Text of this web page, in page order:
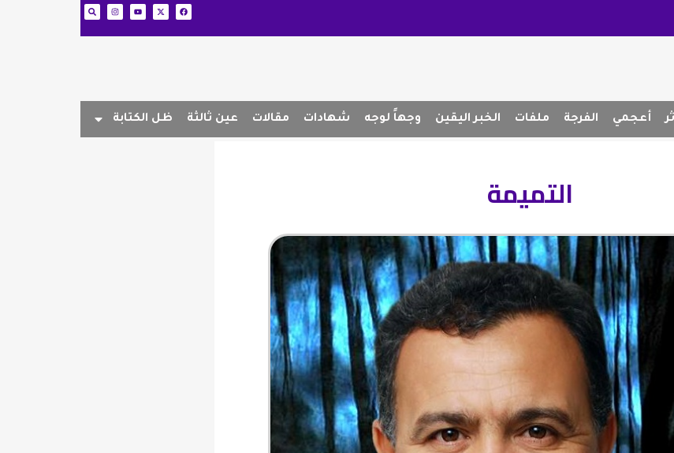
أعجمي الفرجة ملفات الخبر اليقين وجهاً لوجه شهادات مقالات عين ثالثة ظل الكتابة
التميمة